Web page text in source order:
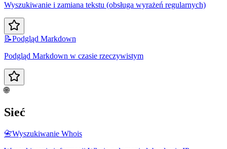
Wyszukiwanie i zamiana tekstu (obsługa wyrażeń regularnych)
📝Podgląd Markdown
Podgląd Markdown w czasie rzeczywistym
🌐
Sieć
📇Wyszukiwanie Whois